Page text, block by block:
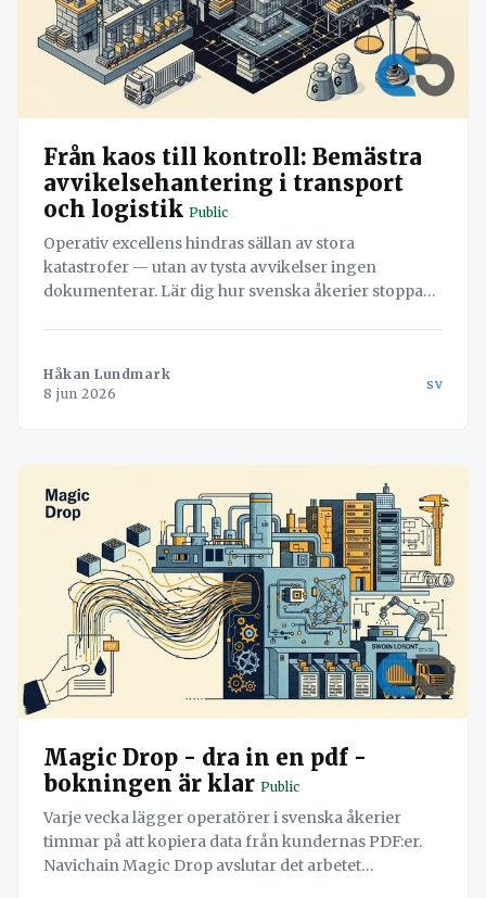
Från kaos till kontroll: Bemästra
avvikelsehantering i transport
och logistik Public
Operativ excellens hindras sällan av stora
katastrofer — utan av tysta avvikelser ingen
dokumenterar. Lär dig hur svenska åkerier stoppar
direkt i arbetsflödet.
Håkan Lundmark
8 jun 2026
sv
Magic Drop - dra in en pdf -
bokningen är klar Public
Varje vecka lägger operatörer i svenska åkerier
timmar på att kopiera data från kundernas PDF:er.
Navichain Magic Drop avslutar det arbetet